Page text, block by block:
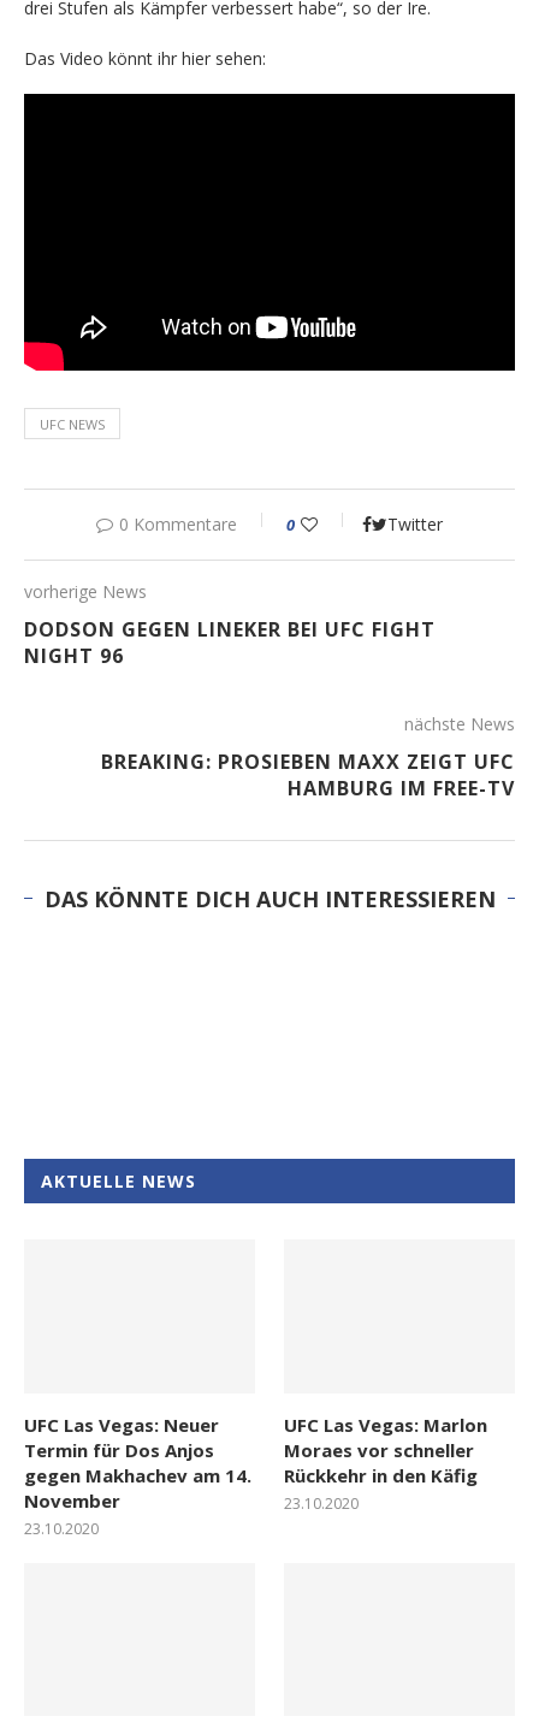
drei Stufen als Kämpfer verbessert habe“, so der Ire.
Das Video könnt ihr hier sehen:
UFC NEWS
0 Kommentare 0 Twitter
vorherige News
DODSON GEGEN LINEKER BEI UFC FIGHT
NIGHT 96
nächste News
BREAKING: PROSIEBEN MAXX ZEIGT UFC
HAMBURG IM FREE-TV
DAS KÖNNTE DICH AUCH INTERESSIEREN
AKTUELLE NEWS
UFC Las Vegas: Neuer
Termin für Dos Anjos
gegen Makhachev am 14.
November
23.10.2020
UFC Las Vegas: Marlon
Moraes vor schneller
Rückkehr in den Käfig
23.10.2020